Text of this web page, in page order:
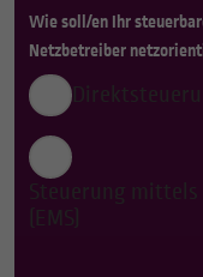
Wie soll/en Ihr
Netzbetreiber
Steuerung mittels
(EMS)